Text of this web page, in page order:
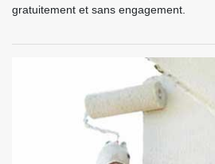
gratuitement et sans engagement.